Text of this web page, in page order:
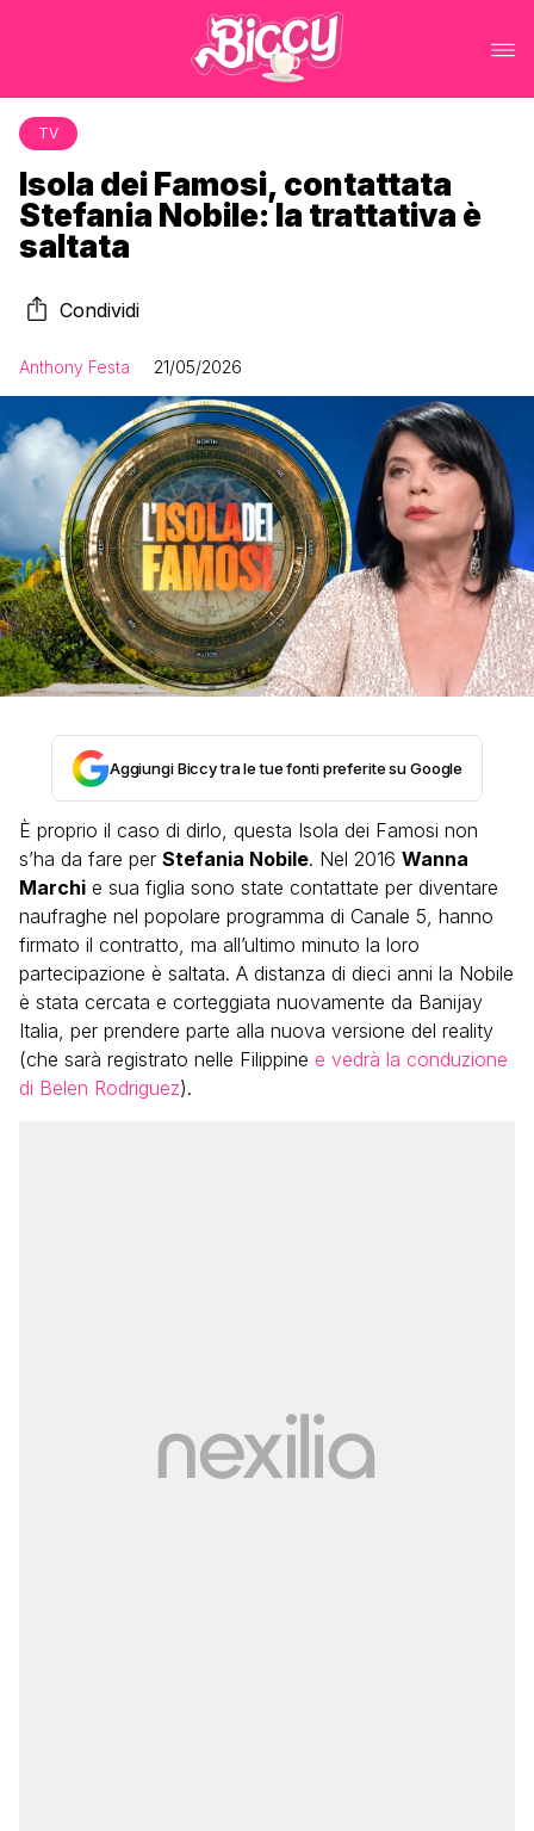
TV
Isola dei Famosi, contattata
Stefania Nobile: la trattativa è
saltata
Condividi
Anthony Festa 21/05/2026
Aggiungi Biccy tra le tue fonti preferite su Google
È proprio il caso di dirlo, questa Isola dei Famosi non
s’ha da fare per Stefania Nobile. Nel 2016 Wanna
Marchi e sua figlia sono state contattate per diventare
naufraghe nel popolare programma di Canale 5, hanno
firmato il contratto, ma all’ultimo minuto la loro
partecipazione è saltata. A distanza di dieci anni la Nobile
è stata cercata e corteggiata nuovamente da Banijay
Italia, per prendere parte alla nuova versione del reality
(che sarà registrato nelle Filippine e vedrà la conduzione
di Belen Rodriguez).